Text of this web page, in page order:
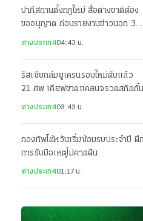
ปากีสถานตั้งกฎใหม่ สื่อต่างชาติต้อง
ขออนุญาต ก่อนรายงานข่าวนอก 3
เมืองใหญ่
ต่างประเทศ04:43 น.
รัสเซียถล่มยูเครนรอบใหม่ดับแล้ว
21 ศพ เคียฟขาดแคลนจรวดสกัดกั้น
ต่างประเทศ03:43 น.
กองทัพไต้หวันเริ่มซ้อมรบประจำปี ฝึ
การรับมือเหตุไม่คาดฝัน
ต่างประเทศ01:17 น.